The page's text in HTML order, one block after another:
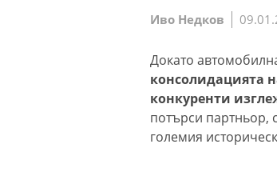
Иво Недков
Докато
консолидацията
конкуренти
потърси партньор,
големия